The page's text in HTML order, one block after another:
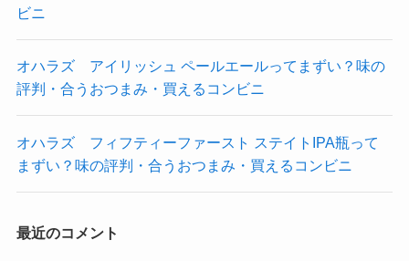
ビニ
オハラズ アイリッシュ ペールエールってまずい？味の
評判・合うおつまみ・買えるコンビニ
オハラズ フィフティーファースト ステイトIPA瓶って
まずい？味の評判・合うおつまみ・買えるコンビニ
最近のコメント